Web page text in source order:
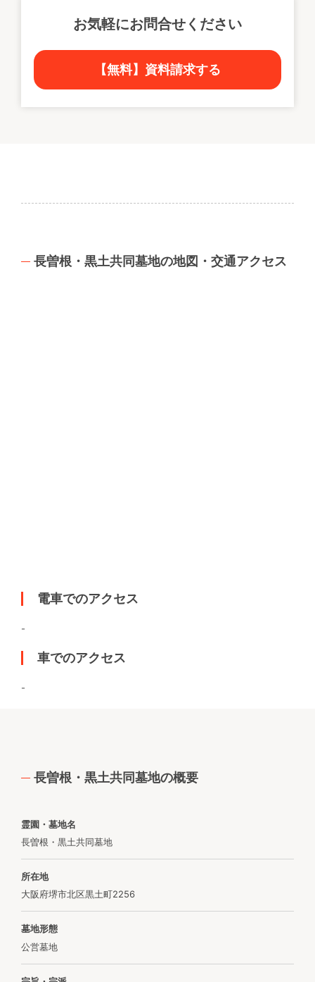
お気軽にお問合せください
【無料】資料請求する
長曽根・黒土共同墓地の地図・交通アクセス
電車でのアクセス
-
車でのアクセス
-
長曽根・黒土共同墓地の概要
霊園・墓地名
長曽根・黒土共同墓地
所在地
大阪府堺市北区黒土町2256
墓地形態
公営墓地